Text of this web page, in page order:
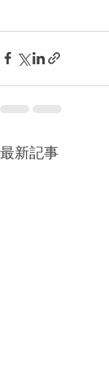
最新記事